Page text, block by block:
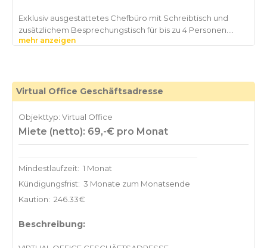
Exklusiv ausgestattetes Chefbüro mit Schreibtisch und
zusätzlichem Besprechungstisch für bis zu 4 Personen.
Vertrauliche Besprechungen und Meetings finden den
Servicepersonal steht Ihnen jederzeit zur Verfügung und
unterstützt Sie gerne. Mineralwasser, Softdrinks, Kaffee,
Tee und Kaffeespezialitäten, sowie Catering stellen wir
Ihnen gerne bereit. Die Abrechnung erfolgt nach
mehr anzeigen
Virtual Office Geschäftsadresse
Objekttyp: Virtual Office
Miete (netto): 69,-€ pro Monat
Mindestlaufzeit: 1 Monat
Kündigungsfrist: 3 Monate zum Monatsende
Kaution: 246.33€
Beschreibung: